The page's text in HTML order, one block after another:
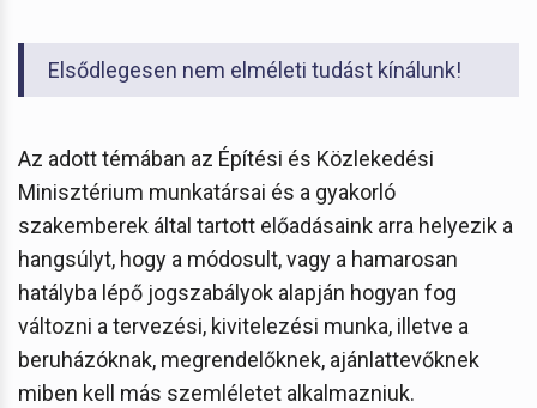
Elsődlegesen nem elméleti tudást kínálunk!
Az adott témában az Építési és Közlekedési
Minisztérium munkatársai és a gyakorló
szakemberek által tartott előadásaink arra helyezik a
hangsúlyt, hogy a módosult, vagy a hamarosan
hatályba lépő jogszabályok alapján hogyan fog
változni a tervezési, kivitelezési munka, illetve a
beruházóknak, megrendelőknek, ajánlattevőknek
miben kell más szemléletet alkalmazniuk.